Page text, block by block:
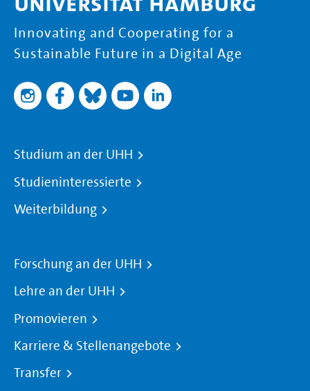
Innovating and Cooperating for a
Sustainable Future in a Digital Age
Studium an der UHH
Studieninteressierte
Weiterbildung
Forschung an der UHH
Lehre an der UHH
Promovieren
Karriere & Stellenangebote
Transfer